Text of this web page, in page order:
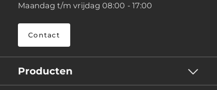
Maandag t/m vrijdag 08:00 - 17:00
Contact
Producten